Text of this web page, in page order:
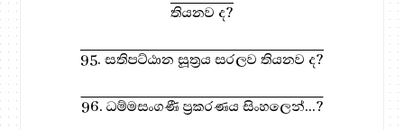
තියනව ද?
95. සතිපට්ඨාන සූත්‍රය සරලව තියනව ද?
96. ධම්මසංගණී ප්‍රකරණය සිංහලෙන්...?